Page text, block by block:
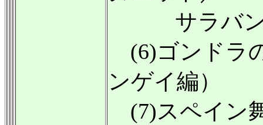
サラバン
(6)ゴンドラ
ンゲイ編）
(7)スペイン